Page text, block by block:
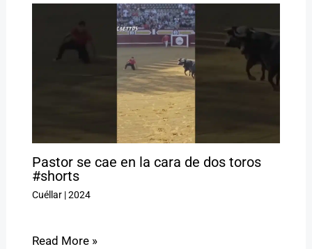
Pastor se cae en la cara de dos toros
#shorts
Cuéllar|2024
Read More »